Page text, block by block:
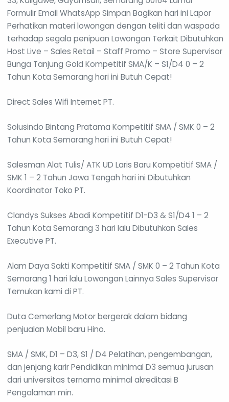
Formulir Email WhatsApp Simpan Bagikan hari ini Lapor
Perhatikan materi lowongan dengan teliti dan waspada
terhadap segala penipuan Lowongan Terkait Dibutuhkan
Host Live – Sales Retail – Staff Promo – Store Supervisor
Bunga Tanjung Gold Kompetitif SMA/K – S1/D4 0 – 2
Tahun Kota Semarang hari ini Butuh Cepat!
Direct Sales Wifi Internet PT.
Solusindo Bintang Pratama Kompetitif SMA / SMK 0 – 2
Tahun Kota Semarang hari ini Butuh Cepat!
Salesman Alat Tulis/ ATK UD Laris Baru Kompetitif SMA /
SMK 1 – 2 Tahun Jawa Tengah hari ini Dibutuhkan
Koordinator Toko PT.
Clandys Sukses Abadi Kompetitif D1-D3 & S1/D4 1 – 2
Tahun Kota Semarang 3 hari lalu Dibutuhkan Sales
Executive PT.
Alam Daya Sakti Kompetitif SMA / SMK 0 – 2 Tahun Kota
Semarang 1 hari lalu Lowongan Lainnya Sales Supervisor
Temukan kami di PT.
Duta Cemerlang Motor bergerak dalam bidang
penjualan Mobil baru Hino.
SMA / SMK, D1 – D3, S1 / D4 Pelatihan, pengembangan,
dan jenjang karir Pendidikan minimal D3 semua jurusan
dari universitas ternama minimal akreditasi B
Pengalaman min.